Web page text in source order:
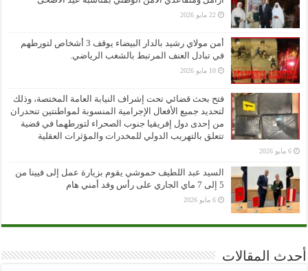
22 مايو 2026
أمن مولاي رشيد بالدار البيضاء يوقف 3 أشخاص لتورطهم
في تبادل العنف المرتبط بالشغب الرياضي.
10 مايو 2026
فتح بحث قضائي تحت إشراف النيابة العامة المختصة، وذلك
لتحديد جميع الأفعال الإجرامية المنسوبة لمواطنتين تنحدران
من إحدى دول إفريقيا جنوب الصحراء لتورطهما في قضية
تتعلق بالتهريب الدولي للمخدرات والمؤثرات العقلية
6 مايو 2026
السيد عبد اللطيف حموشي يقوم بزيارة عمل إلى فيينا من
5 إلى 7 ماي الجاري على رأس وفد أمني هام
6 مايو 2026
أحدث المقالات